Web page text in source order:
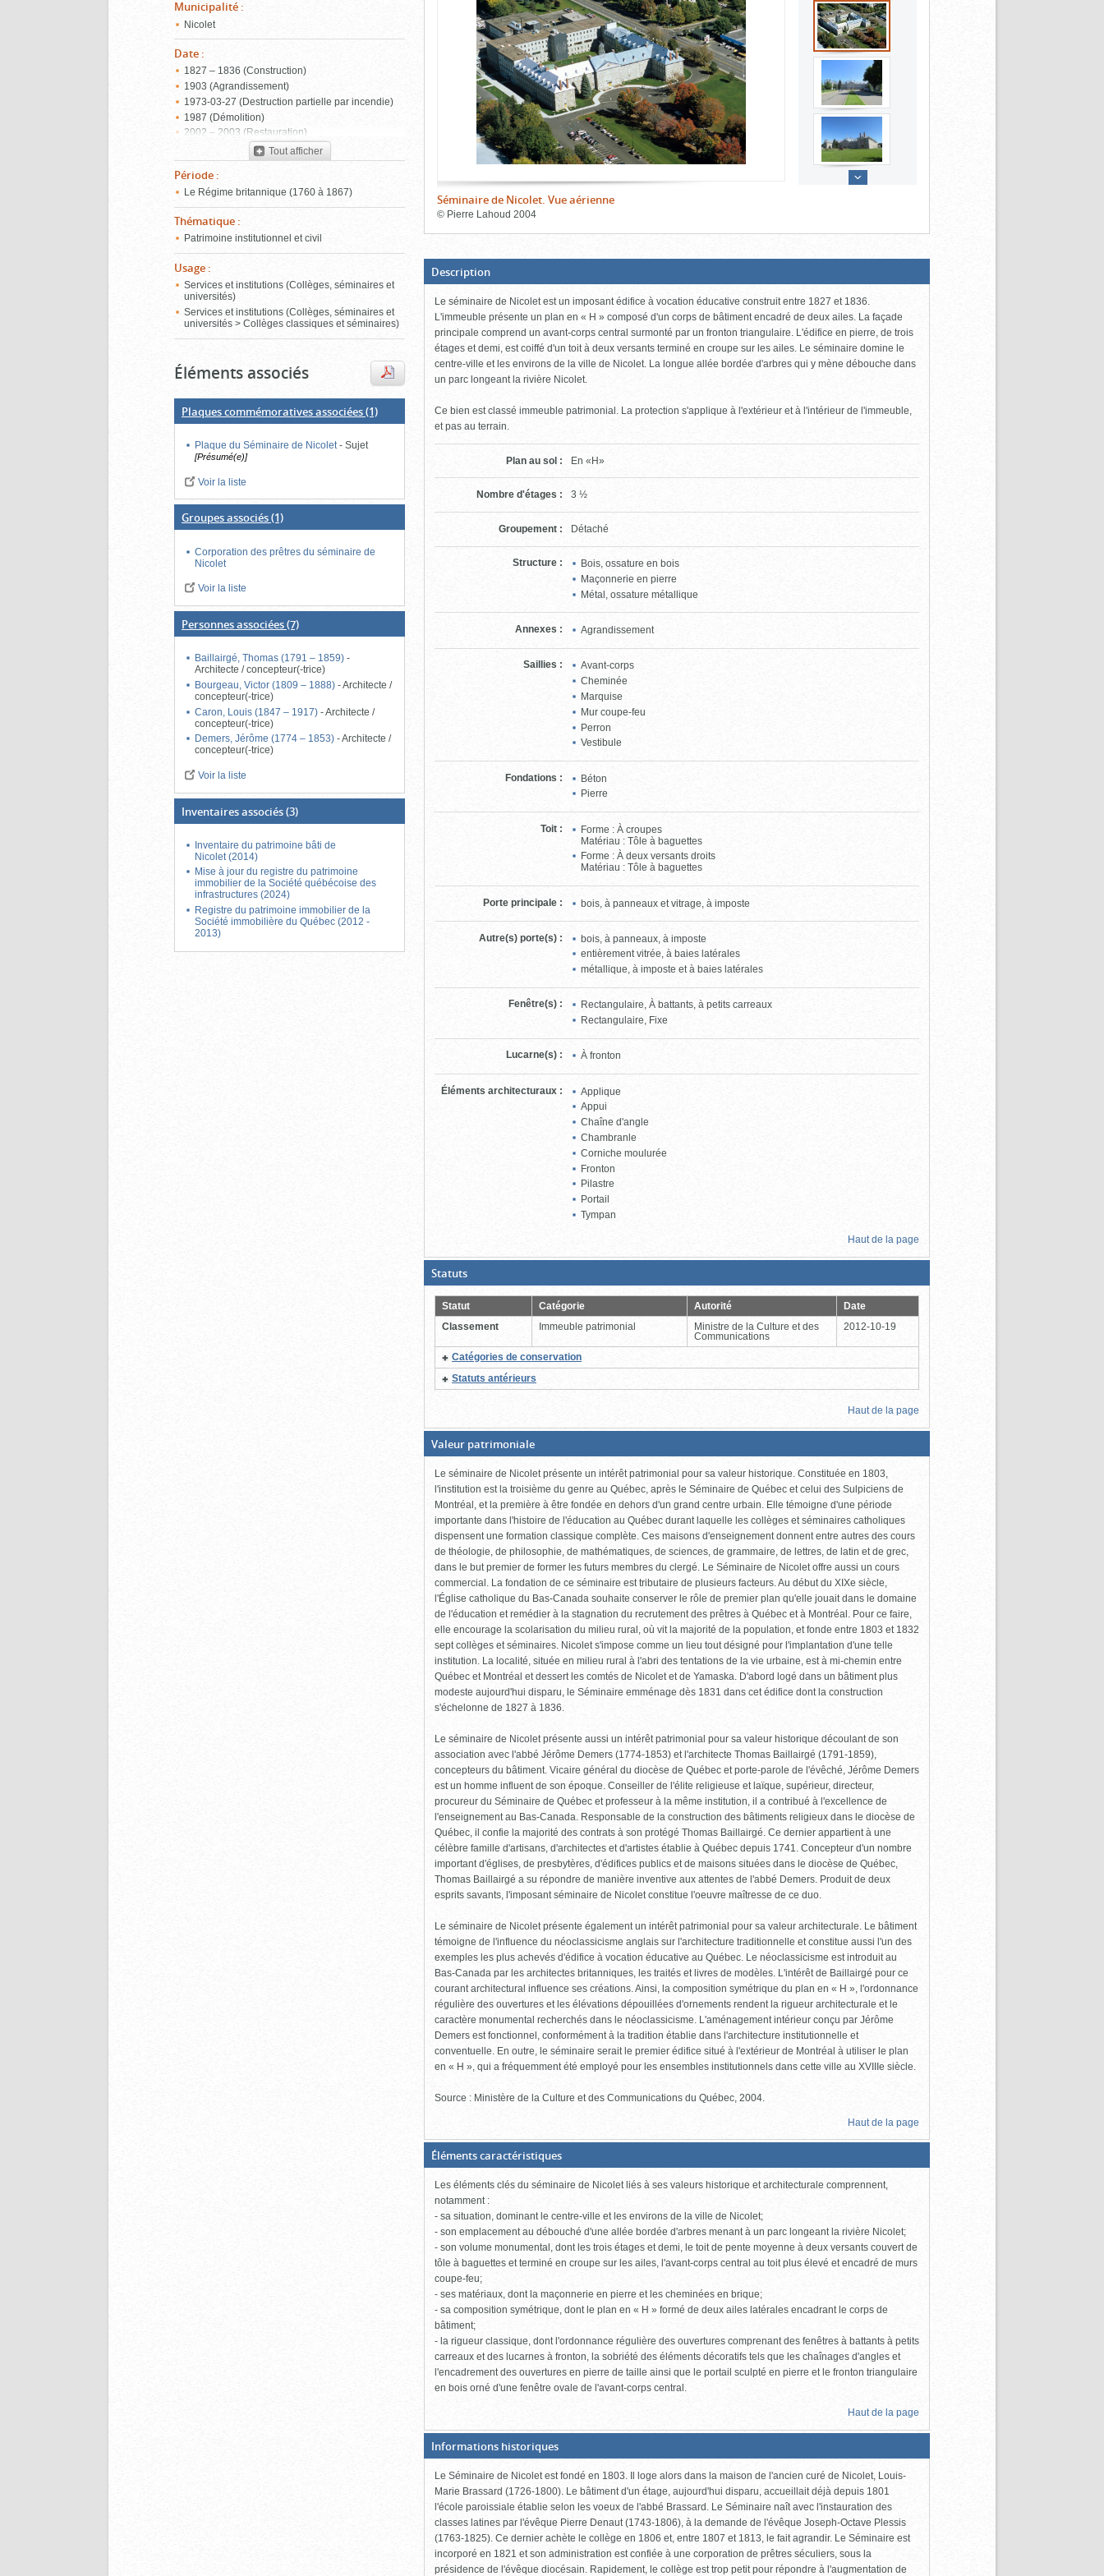
Municipalité :
Nicolet
Date :
1827 – 1836 (Construction)
1903 (Agrandissement)
1973‑03‑27 (Destruction partielle par incendie)
1987 (Démolition)
2002 – 2003 (Restauration)
Tout afficher
Période :
Le Régime britannique (1760 à 1867)
Thématique :
Patrimoine institutionnel et civil
Usage :
Services et institutions (Collèges, séminaires et
universités)
Services et institutions (Collèges, séminaires et
universités > Collèges classiques et séminaires)
Éléments associés
Plaques commémoratives associées(1)
Plaque du Séminaire de Nicolet-Sujet
[Présumé(e)]
Voir la liste
Groupes associés(1)
Corporation des prêtres du séminaire de
Nicolet
Voir la liste
Personnes associées(7)
Baillairgé, Thomas (1791 – 1859)-
Architecte / concepteur(-trice)
Bourgeau, Victor (1809 – 1888)-Architecte /
concepteur(-trice)
Caron, Louis (1847 – 1917)-Architecte /
concepteur(-trice)
Demers, Jérôme (1774 – 1853)-Architecte /
concepteur(-trice)
Voir la liste
Inventaires associés(3)
Inventaire du patrimoine bâti de
Nicolet (2014)
Mise à jour du registre du patrimoine
immobilier de la Société québécoise des
infrastructures (2024)
Registre du patrimoine immobilier de la
Société immobilière du Québec (2012 -
2013)
le
contenu)
le
contenu)
l'onglet
Images
Séminaire de Nicolet. Vue aérienne
© Pierre Lahoud 2004
bloc
d'onglets
Description(Boite
ouverte,
cliquer
pour
fermer)
Le séminaire de Nicolet est un imposant édifice à vocation éducative construit entre 1827 et 1836.
L'immeuble présente un plan en « H » composé d'un corps de bâtiment encadré de deux ailes. La façade
principale comprend un avant-corps central surmonté par un fronton triangulaire. L'édifice en pierre, de trois
étages et demi, est coiffé d'un toit à deux versants terminé en croupe sur les ailes. Le séminaire domine le
centre-ville et les environs de la ville de Nicolet. La longue allée bordée d'arbres qui y mène débouche dans
un parc longeant la rivière Nicolet.
Ce bien est classé immeuble patrimonial. La protection s'applique à l'extérieur et à l'intérieur de l'immeuble,
et pas au terrain.
Plan au sol : En «H»
Nombre d'étages : 3 ½
Groupement : Détaché
Structure :
Bois, ossature en bois
Maçonnerie en pierre
Métal, ossature métallique
Annexes : Agrandissement
Saillies :
Avant-corps
Cheminée
Marquise
Mur coupe-feu
Perron
Vestibule
Fondations :
Béton
Pierre
Toit :
Forme : À croupes
Matériau : Tôle à baguettes
Forme : À deux versants droits
Matériau : Tôle à baguettes
Porte principale : bois, à panneaux et vitrage, à imposte
Autre(s) porte(s) :
bois, à panneaux, à imposte
entièrement vitrée, à baies latérales
métallique, à imposte et à baies latérales
Fenêtre(s) :
Rectangulaire, À battants, à petits carreaux
Rectangulaire, Fixe
Lucarne(s) : À fronton
Éléments architecturaux :
Applique
Appui
Chaîne d'angle
Chambranle
Corniche moulurée
Fronton
Pilastre
Portail
Tympan
Haut de la page
Statuts(Boite
ouverte,
cliquer
pour
fermer)
Statut Catégorie Autorité
Date
Classement
Immeuble patrimonial
Ministre de la Culture et des
Communications
2012-10-19
Catégories de conservation(Cliquer
pour
d'information)
Statuts antérieurs
pour
Haut de la page
Valeur patrimoniale(Boite
fermée,
cliquer
pour
ouvrir)
Le séminaire de Nicolet présente un intérêt patrimonial pour sa valeur historique. Constituée en 1803,
l'institution est la troisième du genre au Québec, après le Séminaire de Québec et celui des Sulpiciens de
Montréal, et la première à être fondée en dehors d'un grand centre urbain. Elle témoigne d'une période
importante dans l'histoire de l'éducation au Québec durant laquelle les collèges et séminaires catholiques
dispensent une formation classique complète. Ces maisons d'enseignement donnent entre autres des cours
de théologie, de philosophie, de mathématiques, de sciences, de grammaire, de lettres, de latin et de grec,
dans le but premier de former les futurs membres du clergé. Le Séminaire de Nicolet offre aussi un cours
commercial. La fondation de ce séminaire est tributaire de plusieurs facteurs. Au début du XIXe siècle,
l'Église catholique du Bas-Canada souhaite conserver le rôle de premier plan qu'elle jouait dans le domaine
de l'éducation et remédier à la stagnation du recrutement des prêtres à Québec et à Montréal. Pour ce faire,
elle encourage la scolarisation du milieu rural, où vit la majorité de la population, et fonde entre 1803 et 1832
sept collèges et séminaires. Nicolet s'impose comme un lieu tout désigné pour l'implantation d'une telle
institution. La localité, située en milieu rural à l'abri des tentations de la vie urbaine, est à mi-chemin entre
Québec et Montréal et dessert les comtés de Nicolet et de Yamaska. D'abord logé dans un bâtiment plus
modeste aujourd'hui disparu, le Séminaire emménage dès 1831 dans cet édifice dont la construction
s'échelonne de 1827 à 1836.
Le séminaire de Nicolet présente aussi un intérêt patrimonial pour sa valeur historique découlant de son
association avec l'abbé Jérôme Demers (1774-1853) et l'architecte Thomas Baillairgé (1791-1859),
concepteurs du bâtiment. Vicaire général du diocèse de Québec et porte-parole de l'évêché, Jérôme Demers
est un homme influent de son époque. Conseiller de l'élite religieuse et laïque, supérieur, directeur,
procureur du Séminaire de Québec et professeur à la même institution, il a contribué à l'excellence de
l'enseignement au Bas-Canada. Responsable de la construction des bâtiments religieux dans le diocèse de
Québec, il confie la majorité des contrats à son protégé Thomas Baillairgé. Ce dernier appartient à une
célèbre famille d'artisans, d'architectes et d'artistes établie à Québec depuis 1741. Concepteur d'un nombre
important d'églises, de presbytères, d'édifices publics et de maisons situées dans le diocèse de Québec,
Thomas Baillairgé a su répondre de manière inventive aux attentes de l'abbé Demers. Produit de deux
esprits savants, l'imposant séminaire de Nicolet constitue l'oeuvre maîtresse de ce duo.
Le séminaire de Nicolet présente également un intérêt patrimonial pour sa valeur architecturale. Le bâtiment
témoigne de l'influence du néoclassicisme anglais sur l'architecture traditionnelle et constitue aussi l'un des
exemples les plus achevés d'édifice à vocation éducative au Québec. Le néoclassicisme est introduit au
Bas-Canada par les architectes britanniques, les traités et livres de modèles. L'intérêt de Baillairgé pour ce
courant architectural influence ses créations. Ainsi, la composition symétrique du plan en « H », l'ordonnance
régulière des ouvertures et les élévations dépouillées d'ornements rendent la rigueur architecturale et le
caractère monumental recherchés dans le néoclassicisme. L'aménagement intérieur conçu par Jérôme
Demers est fonctionnel, conformément à la tradition établie dans l'architecture institutionnelle et
conventuelle. En outre, le séminaire serait le premier édifice situé à l'extérieur de Montréal à utiliser le plan
en « H », qui a fréquemment été employé pour les ensembles institutionnels dans cette ville au XVIIIe siècle.
Source : Ministère de la Culture et des Communications du Québec, 2004.
Haut de la page
Éléments caractéristiques(Boite
fermée,
cliquer
pour
Les éléments clés du séminaire de Nicolet liés à ses valeurs historique et architecturale comprennent,
notamment :
- sa situation, dominant le centre-ville et les environs de la ville de Nicolet;
- son emplacement au débouché d'une allée bordée d'arbres menant à un parc longeant la rivière Nicolet;
- son volume monumental, dont les trois étages et demi, le toit de pente moyenne à deux versants couvert de
tôle à baguettes et terminé en croupe sur les ailes, l'avant-corps central au toit plus élevé et encadré de murs
coupe-feu;
- ses matériaux, dont la maçonnerie en pierre et les cheminées en brique;
- sa composition symétrique, dont le plan en « H » formé de deux ailes latérales encadrant le corps de
bâtiment;
- la rigueur classique, dont l'ordonnance régulière des ouvertures comprenant des fenêtres à battants à petits
carreaux et des lucarnes à fronton, la sobriété des éléments décoratifs tels que les chaînages d'angles et
l'encadrement des ouvertures en pierre de taille ainsi que le portail sculpté en pierre et le fronton triangulaire
en bois orné d'une fenêtre ovale de l'avant-corps central.
Haut de la page
Informations historiques(Boite
fermée,
cliquer
pour
ouvrir)
Le Séminaire de Nicolet est fondé en 1803. Il loge alors dans la maison de l'ancien curé de Nicolet, Louis-
Marie Brassard (1726-1800). Le bâtiment d'un étage, aujourd'hui disparu, accueillait déjà depuis 1801
l'école paroissiale établie selon les voeux de l'abbé Brassard. Le Séminaire naît avec l'instauration des
classes latines par l'évêque Pierre Denaut (1743-1806), à la demande de l'évêque Joseph-Octave Plessis
(1763-1825). Ce dernier achète le collège en 1806 et, entre 1807 et 1813, le fait agrandir. Le Séminaire est
incorporé en 1821 et son administration est confiée à une corporation de prêtres séculiers, sous la
présidence de l'évêque diocésain. Rapidement, le collège est trop petit pour répondre à l'augmentation de